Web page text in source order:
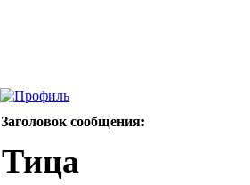
Заголовок сообщения:
Тица